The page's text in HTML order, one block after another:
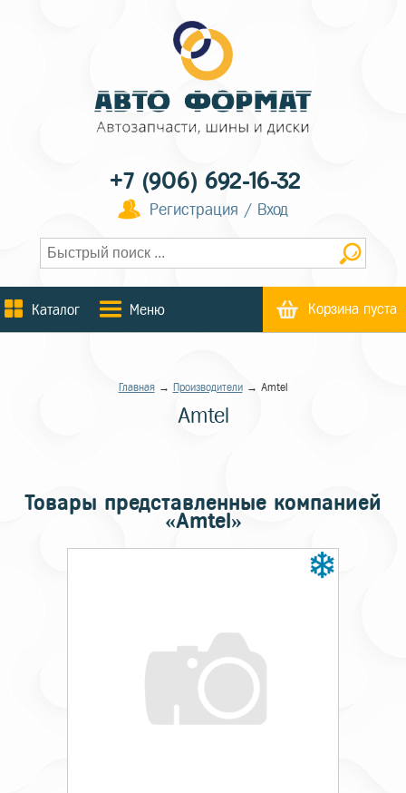
+7 (906) 692-16-32
Регистрация / Вход
Каталог Меню Корзина пуста
Главная→ Производители→ Amtel
Amtel
Товары представленные компанией
«Amtel»